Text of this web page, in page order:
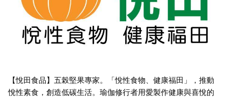
【悅田食品】­­­五榖堅果專家。「悅性食物、健康福田」，推動
悅性素食，創造低碳生活。瑜伽修行者用愛製作健康與喜悅的